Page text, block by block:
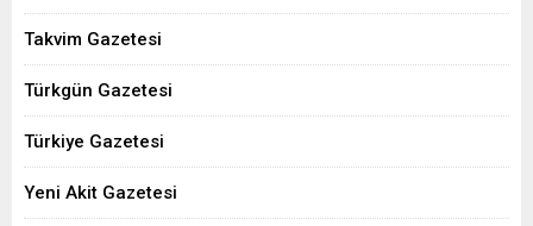
Takvim Gazetesi
Türkgün Gazetesi
Türkiye Gazetesi
Yeni Akit Gazetesi